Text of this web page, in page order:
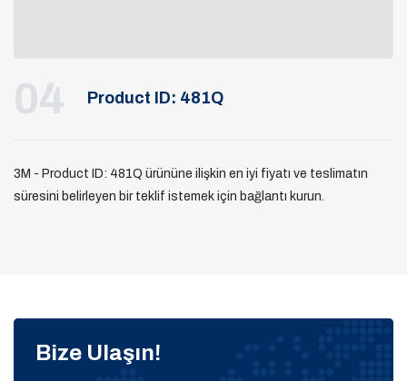
04 Product ID: 481Q
3M - Product ID: 481Q ürününe ilişkin en iyi fiyatı ve teslimatın
süresini belirleyen bir teklif istemek için bağlantı kurun.
Bize Ulaşın!